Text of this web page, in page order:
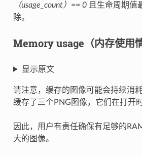
（usage_count）== 0且生命周期值
除。
Memory usage（内存使用情
显示原文
请注意，缓存的图像可能会持续消
缓存了三个PNG图像，它们在打开
因此，用户有责任确保有足够的
大的图像。